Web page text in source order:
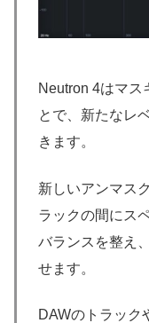
Neutron 4はマス
とで、新たなレ
きます。
新しいアンマス
ラックの間にス
バランスを整え
せます。
DAWのトラック